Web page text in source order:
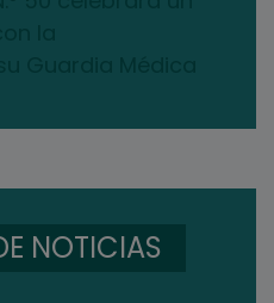
NOTICIAS